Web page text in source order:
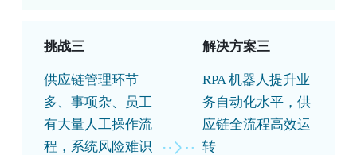
挑战三
供应链管理环节
多、事项杂、员工
有大量人工操作流
程，系统风险难识
解决方案三
RPA 机器人提升业
务自动化水平，供
应链全流程高效运
转